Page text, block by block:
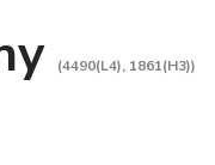
(4490(L4), 1861(H3))